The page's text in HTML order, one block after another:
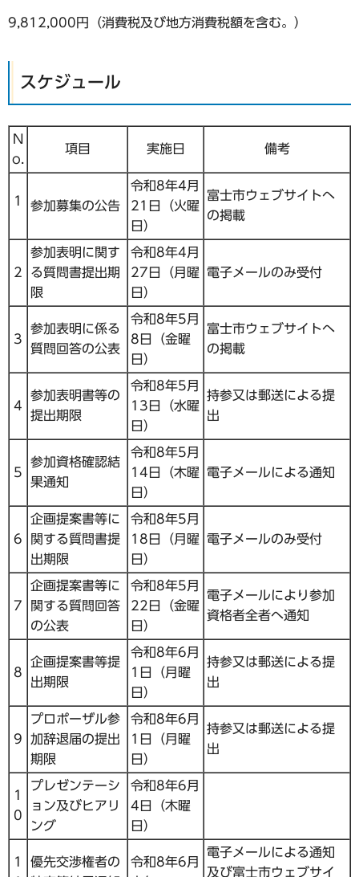
9,812,000円（消費税及び地方消費税額を含む。）
スケジュール
N
o.
項目 実施日 備考
1 参加募集の公告
令和8年4月
21日（火曜
日）
富士市ウェブサイトへ
の掲載
2
参加表明に関す
る質問書提出期
限
令和8年4月
27日（月曜
日）
電子メールのみ受付
3
参加表明に係る
質問回答の公表
令和8年5月
8日（金曜
日）
富士市ウェブサイトへ
の掲載
4
参加表明書等の
提出期限
令和8年5月
13日（水曜
日）
持参又は郵送による提
出
5
参加資格確認結
果通知
令和8年5月
14日（木曜
日）
電子メールによる通知
6
企画提案書等に
関する質問書提
出期限
令和8年5月
18日（月曜
日）
電子メールのみ受付
7
企画提案書等に
関する質問回答
の公表
令和8年5月
22日（金曜
日）
電子メールにより参加
資格者全者へ通知
8
企画提案書等提
出期限
令和8年6月
1日（月曜
日）
持参又は郵送による提
出
9
プロポーザル参
加辞退届の提出
期限
令和8年6月
1日（月曜
日）
持参又は郵送による提
出
1
0
プレゼンテーシ
ョン及びヒアリ
ング
令和8年6月
4日（木曜
日）
1
優先交渉権者の
令和8年6月
電子メールによる通知
及び富士市ウェブサイ